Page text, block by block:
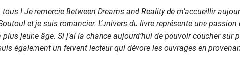
! Je remercie Between Dreams and Reality de m’accueillir
et je suis romancier. L’univers du livre représente une passion
plus jeune âge. Si j’ai la chance aujourd’hui de pouvoir coucher sur
également un fervent lecteur qui dévore les ouvrages en